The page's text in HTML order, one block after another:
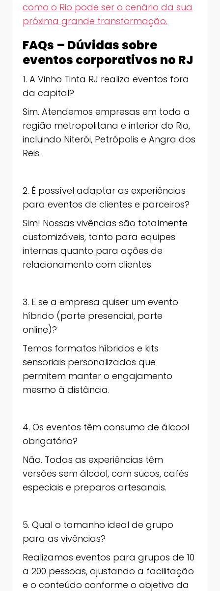
como o Rio pode ser o cenário da sua
próxima grande transformação.
FAQs – Dúvidas sobre
eventos corporativos no RJ
1. A Vinho Tinta RJ realiza eventos fora
da capital?
Sim. Atendemos empresas em toda a
região metropolitana e interior do Rio,
incluindo Niterói, Petrópolis e Angra dos
Reis.
2. É possível adaptar as experiências
para eventos de clientes e parceiros?
Sim! Nossas vivências são totalmente
customizáveis, tanto para equipes
internas quanto para ações de
relacionamento com clientes.
3. E se a empresa quiser um evento
híbrido (parte presencial, parte
online)?
Temos formatos híbridos e kits
sensoriais personalizados que
permitem manter o engajamento
mesmo à distância.
4. Os eventos têm consumo de álcool
obrigatório?
Não. Todas as experiências têm
versões sem álcool, com sucos, cafés
especiais e preparos artesanais.
5. Qual o tamanho ideal de grupo
para as vivências?
Realizamos eventos para grupos de 10
a 200 pessoas, ajustando a facilitação
e o conteúdo conforme o objetivo da